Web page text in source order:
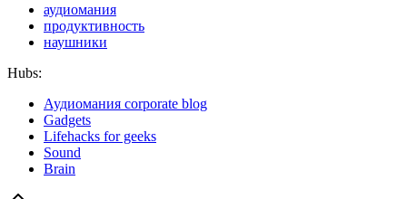
аудиомания
продуктивность
наушники
Hubs:
Аудиомания corporate blog
Gadgets
Lifehacks for geeks
Sound
Brain